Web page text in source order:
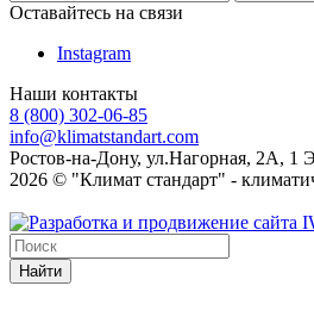
Оставайтесь на связи
Instagram
Наши контакты
8 (800) 302-06-85
info@klimatstandart.com
Ростов-на-Дону, ул.Нагорная, 2А, 1
2026 © "Климат стандарт" -
Найти